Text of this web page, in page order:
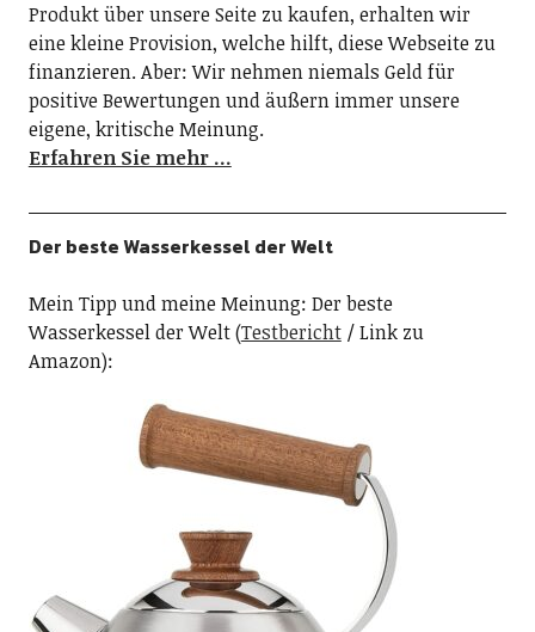
Produkt über unsere Seite zu kaufen, erhalten wir
eine kleine Provision, welche hilft, diese Webseite zu
finanzieren. Aber: Wir nehmen niemals Geld für
positive Bewertungen und äußern immer unsere
eigene, kritische Meinung.
Erfahren Sie mehr …
Der beste Wasserkessel der Welt
Mein Tipp und meine Meinung: Der beste
Wasserkessel der Welt (Testbericht/ Link zu
Amazon):